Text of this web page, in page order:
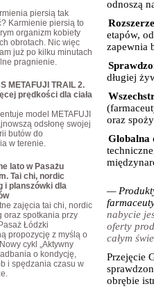
odnoszą
etapów,
zapewnia
długiej
·
oraz
Globalna
—
nabycie
oferty
całym
Przejęcie
obrębie
piersią tak
Karmienie piersią to
organizm kobiety
obrotach. Nic więc
już po kilku minutach
pragnienie.
METAFUJI TRAIL 2.
prędkości dla ciała
model METAFUJI
odsłonę swojej
butów do
w terenie.
lato w Pasażu
Tai chi, nordic
i planszówki dla
zajęcia tai chi, nordic
oraz spotkania przy
Łódzki
propozycję z myślą o
cykl „Aktywny
o kondycję,
i spędzania czasu w